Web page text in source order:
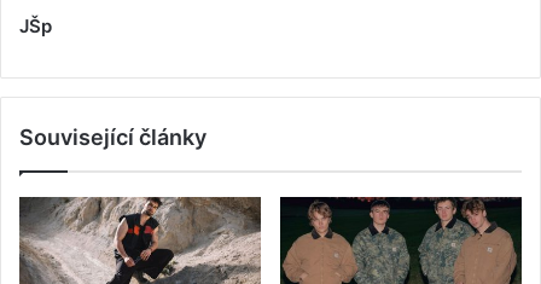
JŠp
Související články